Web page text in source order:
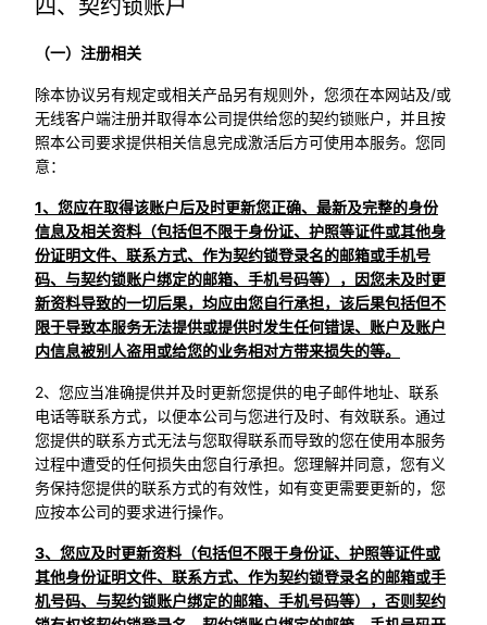
四、契约锁账户
（一）注册相关
除本协议另有规定或相关产品另有规则外，您须在本网站及/或
无线客户端注册并取得本公司提供给您的契约锁账户，并且按
照本公司要求提供相关信息完成激活后方可使用本服务。您同
意：
1、您应在取得该账户后及时更新您正确、最新及完整的身份
信息及相关资料（包括但不限于身份证、护照等证件或其他身
份证明文件、联系方式、作为契约锁登录名的邮箱或手机号
码、与契约锁账户绑定的邮箱、手机号码等），因您未及时更
新资料导致的一切后果，均应由您自行承担，该后果包括但不
限于导致本服务无法提供或提供时发生任何错误、账户及账户
内信息被别人盗用或给您的业务相对方带来损失的等。
2、您应当准确提供并及时更新您提供的电子邮件地址、联系
电话等联系方式，以便本公司与您进行及时、有效联系。通过
您提供的联系方式无法与您取得联系而导致的您在使用本服务
过程中遭受的任何损失由您自行承担。您理解并同意，您有义
务保持您提供的联系方式的有效性，如有变更需要更新的，您
应按本公司的要求进行操作。
3、您应及时更新资料（包括但不限于身份证、护照等证件或
其他身份证明文件、联系方式、作为契约锁登录名的邮箱或手
机号码、与契约锁账户绑定的邮箱、手机号码等），否则契约